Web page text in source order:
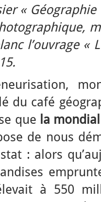
«
l’ouvrage «
du café
que la
de nous
: alors
à 550